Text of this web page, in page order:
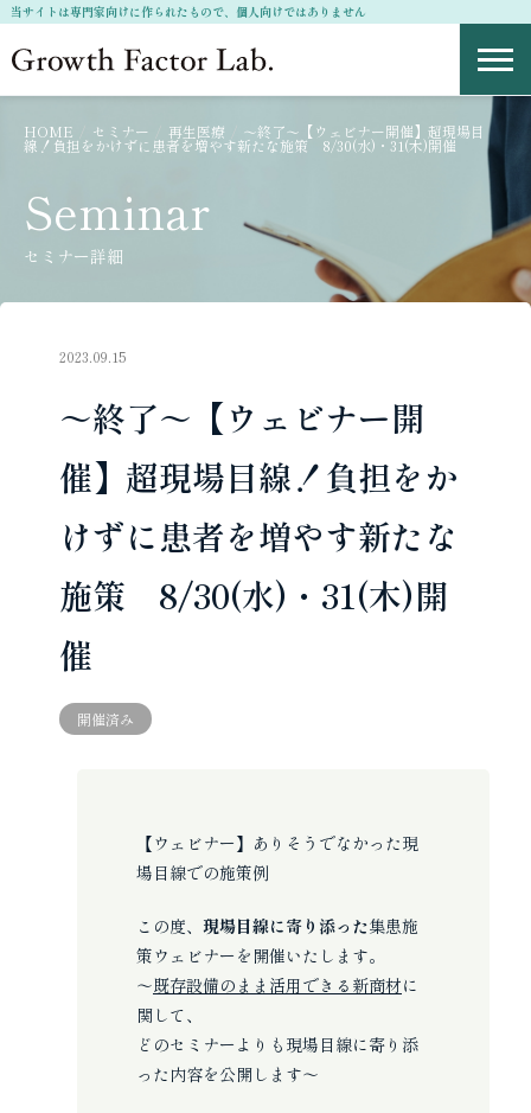
当サイトは専門家向けに作られたもので、個人向けではありません
HOME セミナー 再生医療 ～終了～【ウェビナー開催】超現場目
線！負担をかけずに患者を増やす新たな施策 8/30(水)・31(木)開催
Seminar
セミナー詳細
2023.09.15
～終了～【ウェビナー開
催】超現場目線！負担をか
けずに患者を増やす新たな
施策 8/30(水)・31(木)開
催
開催済み
【ウェビナー】ありそうでなかった現
場目線での施策例
この度、 現場目線に寄り添った集患施
策ウェビナーを開催いたします。
～既存設備のまま活用できる新商材に
関して、
どのセミナーよりも現場目線に寄り添
った内容を公開します～